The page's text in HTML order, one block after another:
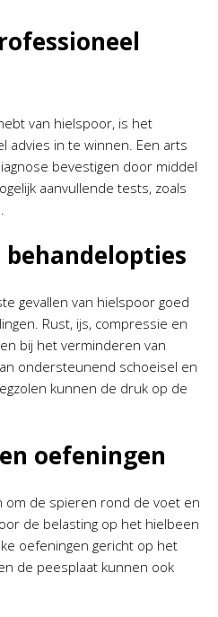
van hielspoor, is het
advies in te winnen. Een arts
bevestigen door middel
aanvullende tests, zoals
gevallen van hielspoor goed
Rust, ijs, compressie en
bij het verminderen van
ondersteunend schoeisel en
kunnen de druk op de
oefeningen
om de spieren rond de voet en
de belasting op het hielbeen
oefeningen gericht op het
de peesplaat kunnen ook